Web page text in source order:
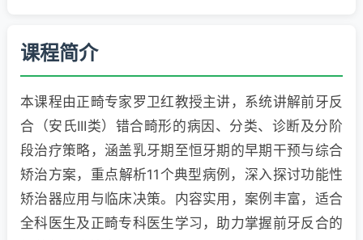
课程简介
本课程由正畸专家罗卫红教授主讲，系统讲解前牙反
合（安氏III类）错合畸形的病因、分类、诊断及分阶
段治疗策略，涵盖乳牙期至恒牙期的早期干预与综合
矫治方案，重点解析11个典型病例，深入探讨功能性
矫治器应用与临床决策。内容实用，案例丰富，适合
全科医生及正畸专科医生学习，助力掌握前牙反合的